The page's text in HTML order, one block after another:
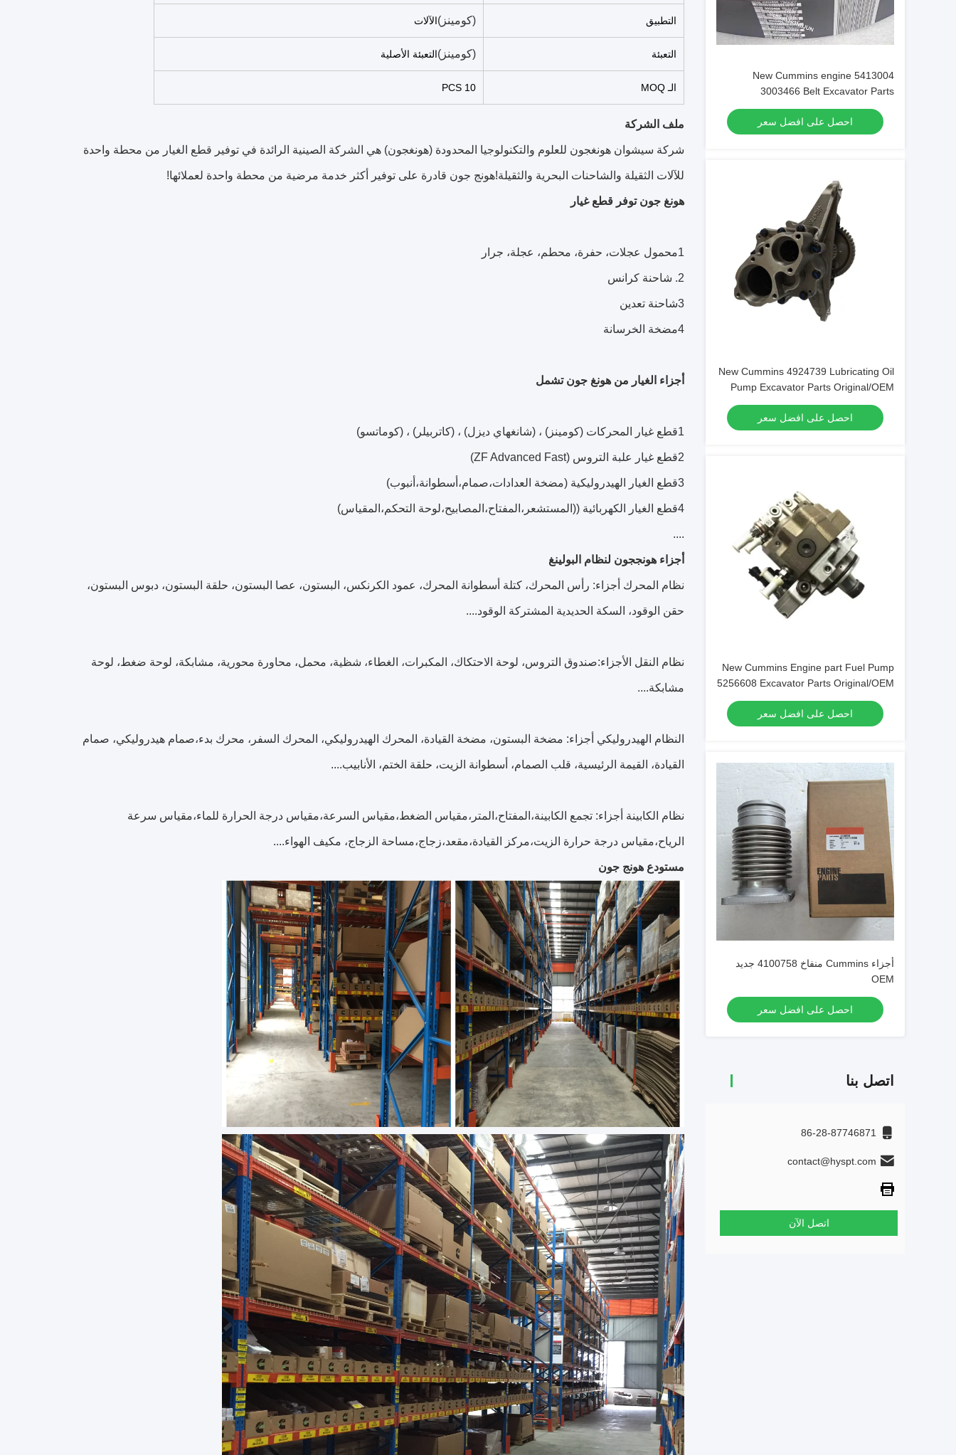
New Cummins engine 5413004
3003466 Belt Excavator Parts
Original/OEM
احصل على افضل سعر
New Cummins 4924739 Lubricating Oil
Pump Excavator Parts Original/OEM
احصل على افضل سعر
New Cummins Engine part Fuel Pump
5256608 Excavator Parts Original/OEM
احصل على افضل سعر
أجزاء Cummins منفاخ 4100758 جديد
OEM
احصل على افضل سعر
اتصل بنا
86-28-87746871
contact@hyspt.com
اتصل الآن
التطبيق (كومينز)الآلات
التعبئة (كومينز)التعبئة الأصلية
الـ MOQ 10 PCS
ملف الشركة
شركة سيشوان هونغجون للعلوم والتكنولوجيا المحدودة (هونغجون) هي الشركة الصينية الرائدة في توفير قطع الغيار من محطة واحدة
للآلات الثقيلة والشاحنات البحرية والثقيلة!هونج جون قادرة على توفير أكثر خدمة مرضية من محطة واحدة لعملائها!
هونغ جون توفر قطع غيار
1محمول عجلات، حفرة، محطم، عجلة، جرار
2. شاحنة كرانس
3شاحنة تعدين
4مضخة الخرسانة
أجزاء الغيار من هونغ جون تشمل
1قطع غيار المحركات (كومينز) ، (شانغهاي ديزل) ، (كاتربيلر) ، (كوماتسو)
2قطع غيار علبة التروس (ZF Advanced Fast)
3قطع الغيار الهيدروليكية (مضخة العدادات،صمام،أسطوانة،أنبوب)
4قطع الغيار الكهربائية ((المستشعر،المفتاح،المصابيح،لوحة التحكم،المقياس)
....
أجزاء هونججون لنظام البولينغ
نظام المحرك أجزاء: رأس المحرك، كتلة أسطوانة المحرك، عمود الكرنكس، البستون، عصا البستون، حلقة البستون، دبوس البستون،
حقن الوقود، السكة الحديدية المشتركة الوقود....
نظام النقل الأجزاء:صندوق التروس، لوحة الاحتكاك، المكبرات، الغطاء، شظية، محمل، محاورة محورية، مشابكة، لوحة ضغط، لوحة
مشابكة....
النظام الهيدروليكي أجزاء: مضخة البستون، مضخة القيادة، المحرك الهيدروليكي، المحرك السفر، محرك بدء،صمام هيدروليكي، صمام
القيادة، القيمة الرئيسية، قلب الصمام، أسطوانة الزيت، حلقة الختم، الأنابيب....
نظام الكابينة أجزاء: تجمع الكابينة،المفتاح،المتر،مقياس الضغط،مقياس السرعة،مقياس درجة الحرارة للماء،مقياس سرعة
الرياح،مقياس درجة حرارة الزيت،مركز القيادة،مقعد،زجاج،مساحة الزجاج، مكيف الهواء....
مستودع هونج جون